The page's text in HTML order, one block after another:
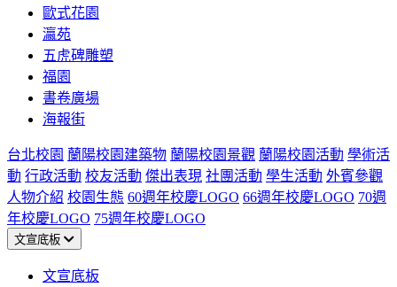
歐式花園
瀛苑
五虎碑雕塑
福園
書卷廣場
海報街
台北校園 蘭陽校園建築物 蘭陽校園景觀 蘭陽校園活動 學術活
動 行政活動 校友活動 傑出表現 社團活動 學生活動 外賓參觀
人物介紹 校園生態 60週年校慶LOGO 66週年校慶LOGO 70週
年校慶LOGO 75週年校慶LOGO
文宣底板
文宣底板